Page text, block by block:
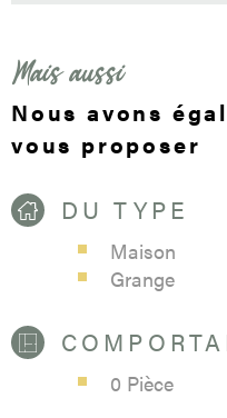
Mais aussi
Nous avons
vous proposer
DU TYPE
Maison
Grange
0 Pièce